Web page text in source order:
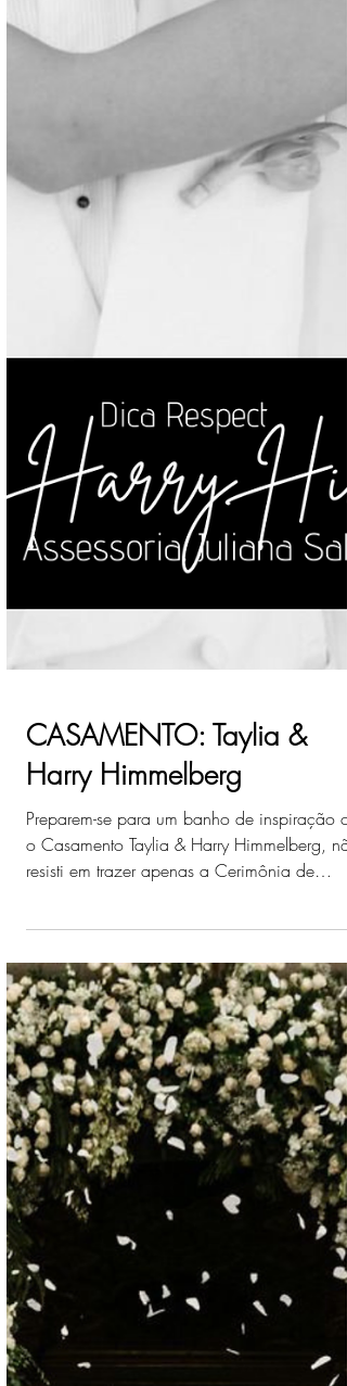
CASAMENTO: Taylia &
Harry Himmelberg
Preparem-se para um banho de inspiração
o Casamento Taylia & Harry Himmelberg, não
resisti em trazer apenas a Cerimônia de
Casamento, que foi um Destination Wedding
perfeito, mas desde o Noivado até o Grande
Dia, pois estão incríveis todos os momentos
deste Casal.